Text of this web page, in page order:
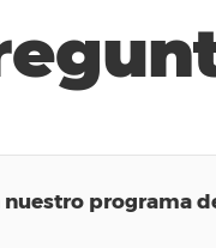
programa